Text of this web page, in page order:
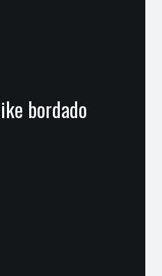
bordado